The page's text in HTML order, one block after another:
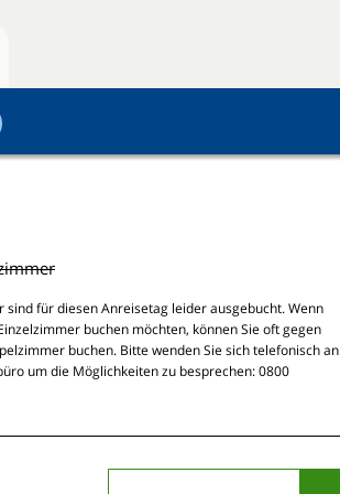
sind für diesen Anreisetag leider ausgebucht. Wenn
buchen möchten, können Sie oft gegen
buchen. Bitte wenden Sie sich telefonisch an
um die Möglichkeiten zu besprechen: 0800